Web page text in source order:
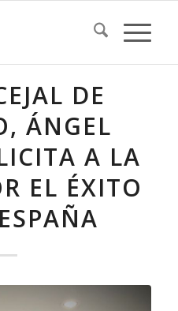
DE
ÁNGEL
A LA
EL ÉXITO